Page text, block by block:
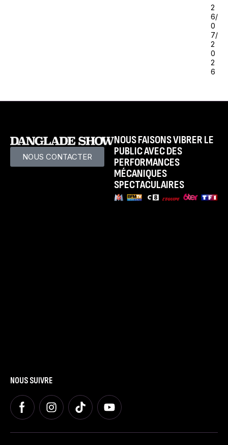
2
6/
0
7/
2
0
2
6
NOUS CONTACTER
NOUS FAISONS VIBRER LE
PUBLIC AVEC DES
PERFORMANCES
MÉCANIQUES
SPECTACULAIRES
NOUS SUIVRE